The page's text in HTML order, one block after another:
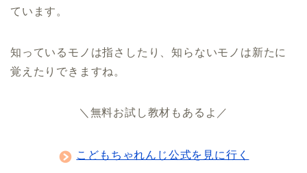
ています。
知っているモノは指さしたり、知らないモノは新たに
覚えたりできますね。
＼無料お試し教材もあるよ／
こどもちゃれんじ公式を見に行く